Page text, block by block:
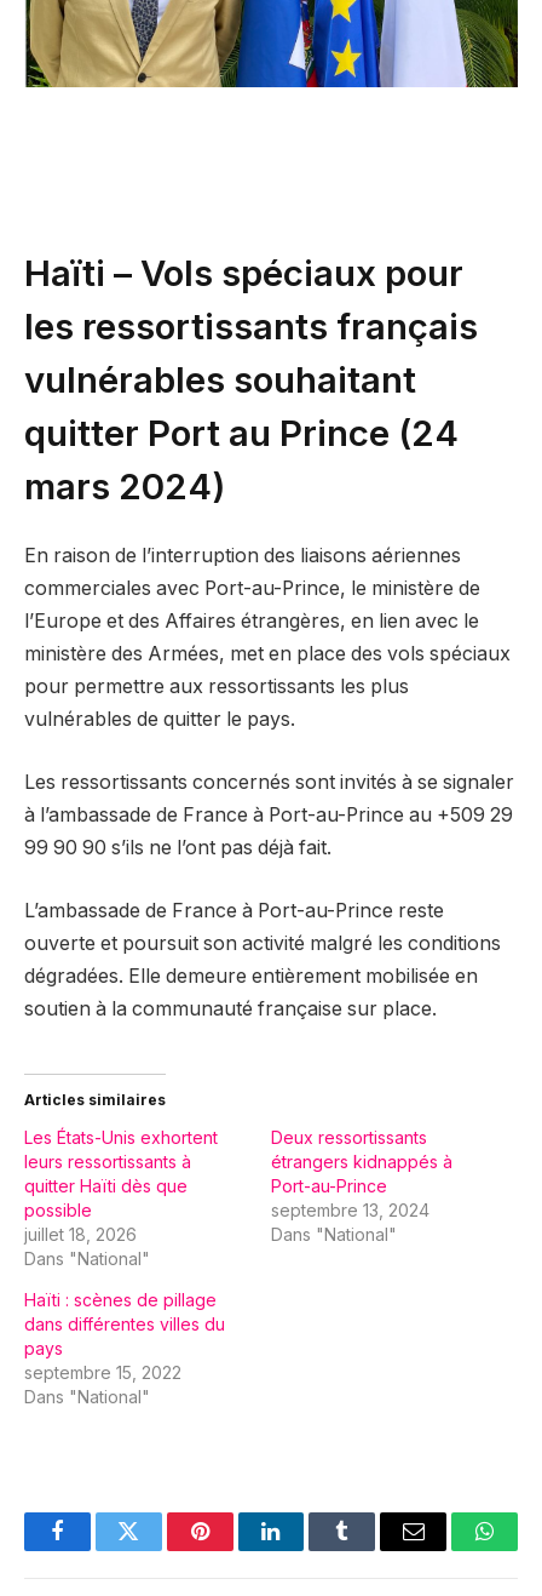
Haïti – Vols spéciaux pour
les ressortissants français
vulnérables souhaitant
quitter Port au Prince (24
mars 2024)
En raison de l’interruption des liaisons aériennes
commerciales avec Port-au-Prince, le ministère de
l’Europe et des Affaires étrangères, en lien avec le
ministère des Armées, met en place des vols spéciaux
pour permettre aux ressortissants les plus
vulnérables de quitter le pays.
Les ressortissants concernés sont invités à se signaler
à l’ambassade de France à Port-au-Prince au +509 29
99 90 90 s’ils ne l’ont pas déjà fait.
L’ambassade de France à Port-au-Prince reste
ouverte et poursuit son activité malgré les conditions
dégradées. Elle demeure entièrement mobilisée en
soutien à la communauté française sur place.
Articles similaires
Les États-Unis exhortent
leurs ressortissants à
quitter Haïti dès que
possible
juillet 18, 2026
Dans "National"
Deux ressortissants
étrangers kidnappés à
Port-au-Prince
septembre 13, 2024
Dans "National"
Haïti : scènes de pillage
dans différentes villes du
pays
septembre 15, 2022
Dans "National"
FacebookTwitter PinterestLinkedInTumblr Email